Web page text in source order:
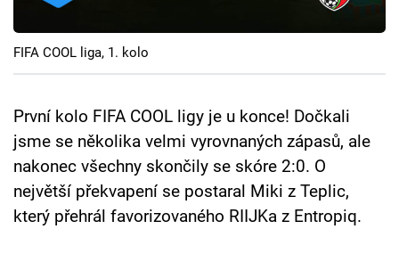
Pořady
TV Program
Sledujte prima+
Přihlášení
FIFA COOL liga, 1. kolo
První kolo FIFA COOL ligy je u konce! Dočkali
jsme se několika velmi vyrovnaných zápasů, ale
nakonec všechny skončily se skóre 2:0. O
největší překvapení se postaral Miki z Teplic,
který přehrál favorizovaného RIIJKa z Entropiq.